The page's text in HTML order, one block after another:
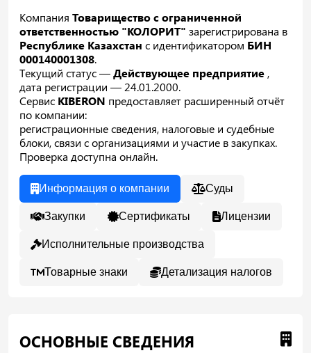
Компания Товарищество с ограниченной
ответственностью "КОЛОРИТ" зарегистрирована в
Республике Казахстан с идентификатором БИН
000140001308.
Текущий статус —Действующее предприятие ,
дата регистрации — 24.01.2000.
Сервис KIBERON предоставляет расширенный отчёт
по компании:
регистрационные сведения, налоговые и судебные
блоки, связи с организациями и участие в закупках.
Проверка доступна онлайн.
Информация о компании Суды
Закупки Сертификаты Лицензии
Исполнительные производства
Товарные знаки Детализация налогов
ОСНОВНЫЕ СВЕДЕНИЯ